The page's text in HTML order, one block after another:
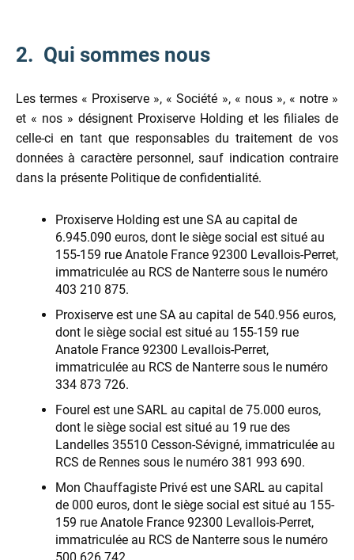
2. Qui sommes nous
Les termes « Proxiserve », « Société », « nous », « notre »
et « nos » désignent Proxiserve Holding et les filiales de
celle-ci en tant que responsables du traitement de vos
données à caractère personnel, sauf indication contraire
dans la présente Politique de confidentialité.
Proxiserve Holding est une SA au capital de
6.945.090 euros, dont le siège social est situé au
155-159 rue Anatole France 92300 Levallois-Perret,
immatriculée au RCS de Nanterre sous le numéro
403 210 875.
Proxiserve est une SA au capital de 540.956 euros,
dont le siège social est situé au 155-159 rue
Anatole France 92300 Levallois-Perret,
immatriculée au RCS de Nanterre sous le numéro
334 873 726.
Fourel est une SARL au capital de 75.000 euros,
dont le siège social est situé au 19 rue des
Landelles 35510 Cesson-Sévigné, immatriculée au
RCS de Rennes sous le numéro 381 993 690.
Mon Chauffagiste Privé est une SARL au capital
de 000 euros, dont le siège social est situé au 155-
159 rue Anatole France 92300 Levallois-Perret,
immatriculée au RCS de Nanterre sous le numéro